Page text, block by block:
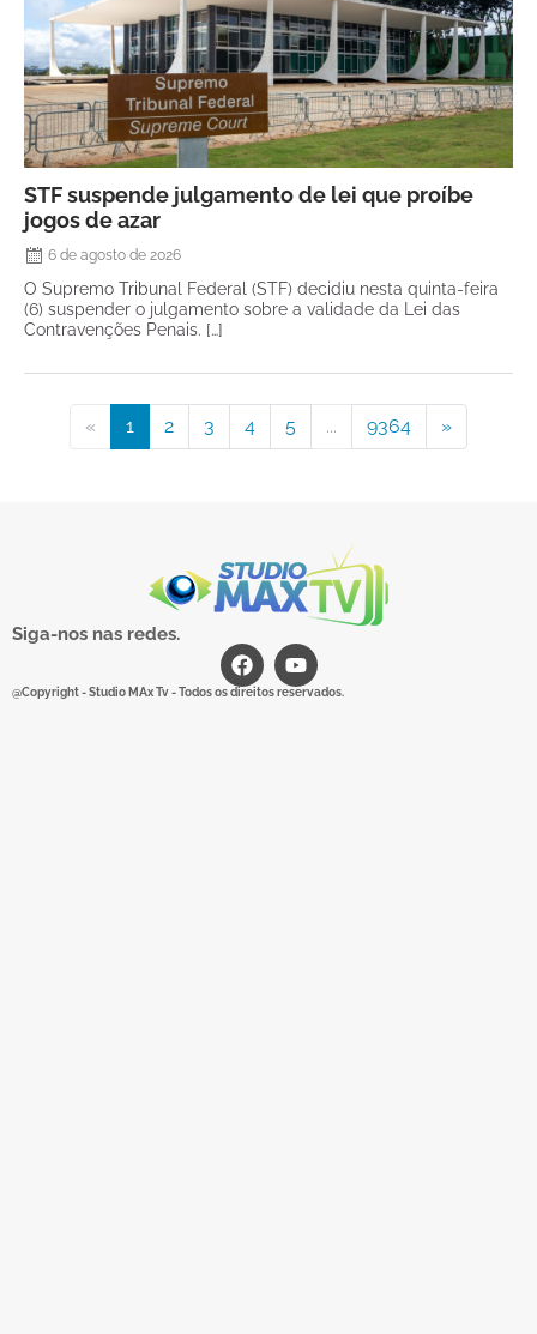
STF suspende julgamento de lei que proíbe
jogos de azar
6 de agosto de 2026
O Supremo Tribunal Federal (STF) decidiu nesta quinta-feira
(6) suspender o julgamento sobre a validade da Lei das
Contravenções Penais. […]
« 1 2 3 4 5 ... 9364 »
Siga-nos nas redes.
@Copyright - Studio MAx Tv - Todos os direitos reservados.